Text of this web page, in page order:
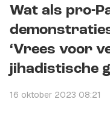
Wat als pro-
‘Vrees voor
jihadistische
16 oktober 2023 08:21